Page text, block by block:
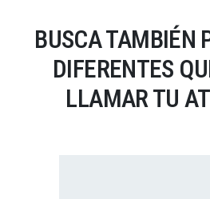
BUSCA TAMBIÉN
DIFERENTES
LLAMAR TU